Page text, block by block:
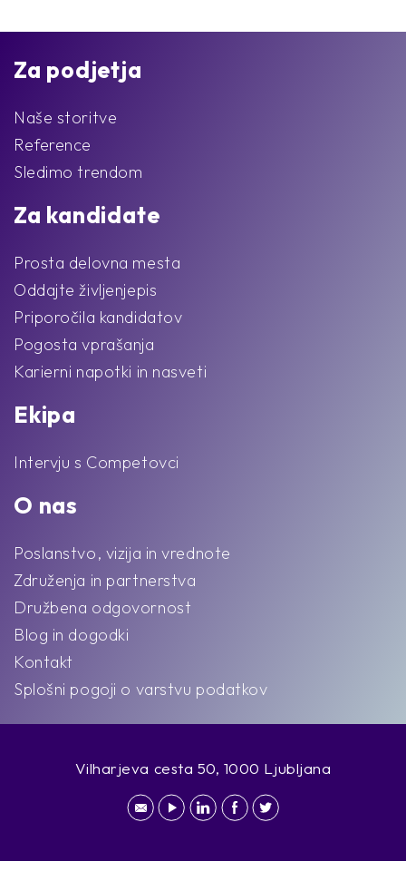
Za podjetja
Naše storitve
Reference
Sledimo trendom
Za kandidate
Prosta delovna mesta
Oddajte življenjepis
Priporočila kandidatov
Pogosta vprašanja
Karierni napotki in nasveti
Ekipa
Intervju s Competovci
O nas
Poslanstvo, vizija in vrednote
Združenja in partnerstva
Družbena odgovornost
Blog in dogodki
Kontakt
Splošni pogoji o varstvu podatkov
Vilharjeva cesta 50, 1000 Ljubljana